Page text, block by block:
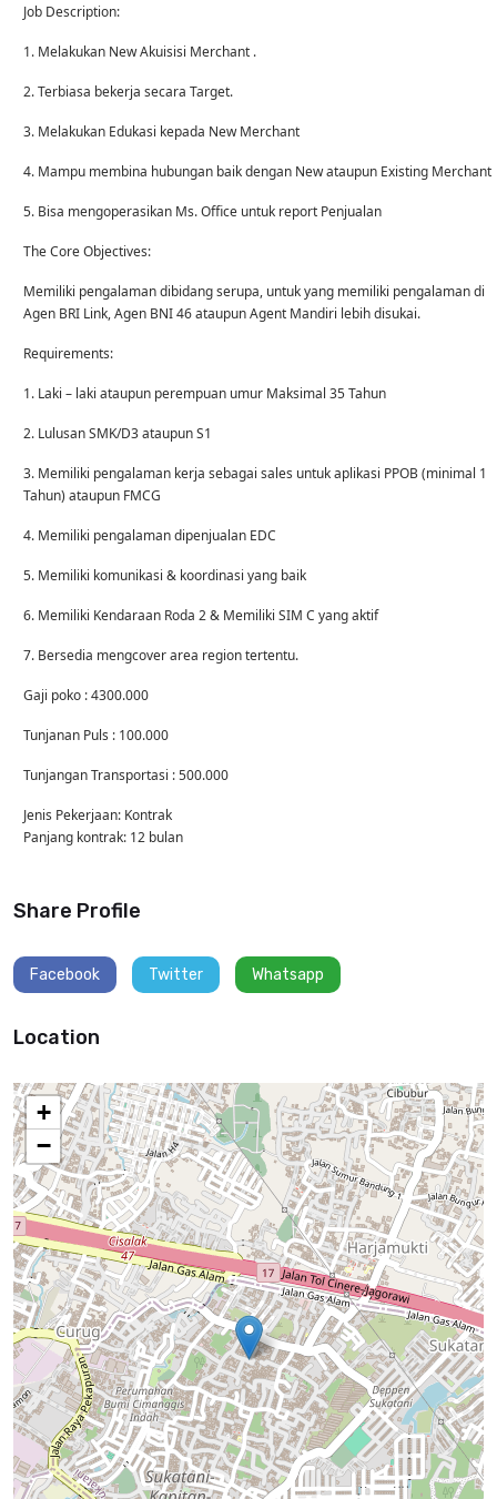
Job Description:
1. Melakukan New Akuisisi Merchant .
2. Terbiasa bekerja secara Target.
3. Melakukan Edukasi kepada New Merchant
4. Mampu membina hubungan baik dengan New ataupun Existing Merchant
5. Bisa mengoperasikan Ms. Office untuk report Penjualan
The Core Objectives:
Memiliki pengalaman dibidang serupa, untuk yang memiliki pengalaman di
Agen BRI Link, Agen BNI 46 ataupun Agent Mandiri lebih disukai.
Requirements:
1. Laki – laki ataupun perempuan umur Maksimal 35 Tahun
2. Lulusan SMK/D3 ataupun S1
3. Memiliki pengalaman kerja sebagai sales untuk aplikasi PPOB (minimal 1
Tahun) ataupun FMCG
4. Memiliki pengalaman dipenjualan EDC
5. Memiliki komunikasi & koordinasi yang baik
6. Memiliki Kendaraan Roda 2 & Memiliki SIM C yang aktif
7. Bersedia mengcover area region tertentu.
Gaji poko : 4300.000
Tunjanan Puls : 100.000
Tunjangan Transportasi : 500.000
Jenis Pekerjaan: Kontrak
Panjang kontrak: 12 bulan
Share Profile
Facebook Twitter Whatsapp
Location
+
−